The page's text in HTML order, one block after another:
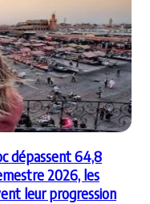
dépassent 64,8
2026, les
leur progression